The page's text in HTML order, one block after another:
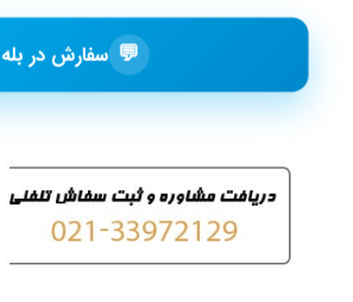
💬 سفارش در بله